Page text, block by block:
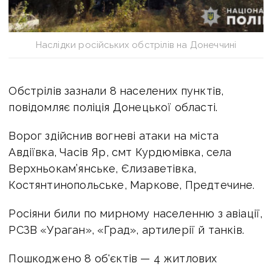
Наслідки російських обстрілів на Донеччині
Обстрілів зазнали 8 населених пунктів,
повідомляє поліція Донецької області.
Ворог здійснив вогневі атаки на міста
Авдіївка, Часів Яр, смт Курдюмівка, села
Верхньокам’янське, Єлизаветівка,
Костянтинопольське, Маркове, Предтечине.
Росіяни били по мирному населенню з авіації,
РСЗВ «Ураган», «Град», артилерії й танків.
Пошкоджено 8 об'єктів — 4 житлових